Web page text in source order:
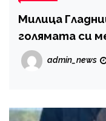
Милица
голямата си
admin_news